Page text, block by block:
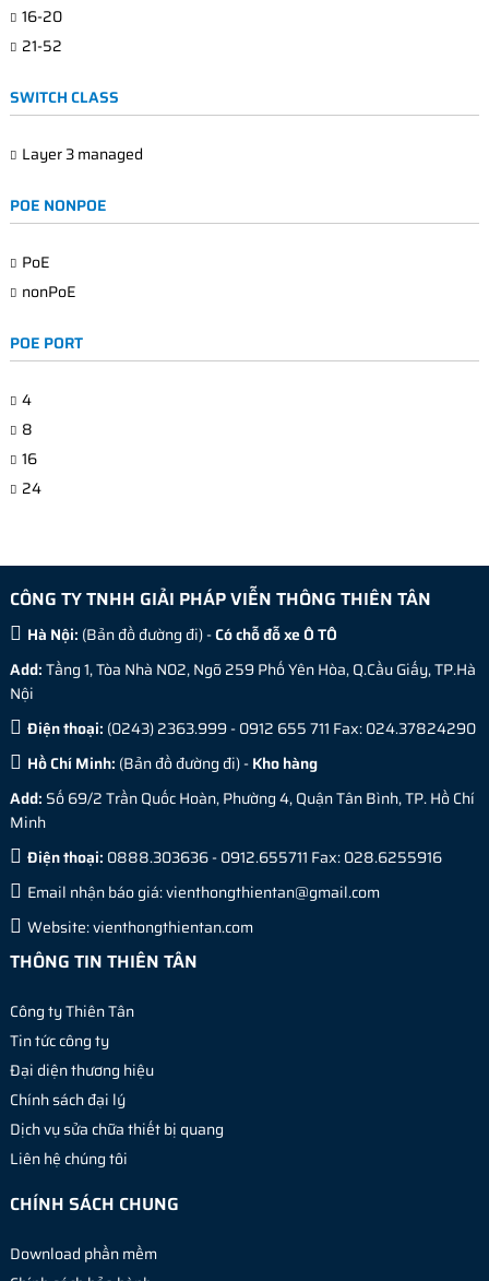
16-20
21-52
SWITCH CLASS
Layer 3 managed
POE NONPOE
PoE
nonPoE
POE PORT
4
8
16
24
CÔNG TY TNHH GIẢI PHÁP VIỄN THÔNG THIÊN TÂN
Hà Nội: (Bản đồ đường đi) -Có chỗ đỗ xe Ô TÔ
Add:Tầng 1, Tòa Nhà N02, Ngõ 259 Phố Yên Hòa, Q.Cầu Giấy, TP.Hà
Nội
Điện thoại: (0243) 2363.999 - 0912 655 711 Fax: 024.37824290
Hồ Chí Minh: (Bản đồ đường đi) -Kho hàng
Add: Số 69/2 Trần Quốc Hoàn, Phường 4, Quận Tân Bình, TP. Hồ Chí
Minh
Điện thoại: 0888.303636 - 0912.655711 Fax: 028.6255916
Email nhận báo giá:vienthongthientan@gmail.com
Website:vienthongthientan.com
THÔNG TIN THIÊN TÂN
Công ty Thiên Tân
Tin tức công ty
Đại diện thương hiệu
Chính sách đại lý
Dịch vụ sửa chữa thiết bị quang
Liên hệ chúng tôi
CHÍNH SÁCH CHUNG
Download phần mềm